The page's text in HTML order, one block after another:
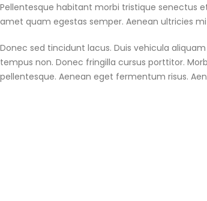
Pellentesque habitant morbi tristique senectus
amet quam egestas semper. Aenean ultricies
Donec sed tincidunt lacus. Duis vehicula
tempus non. Donec fringilla cursus porttitor.
pellentesque. Aenean eget fermentum risus.